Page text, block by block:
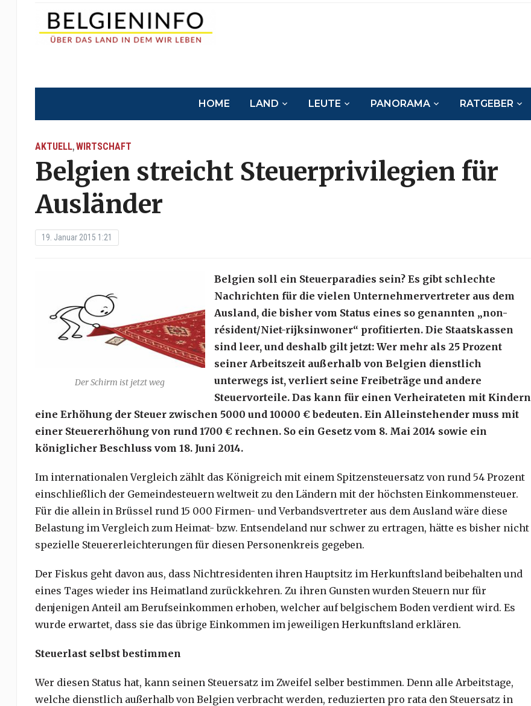
HOME LAND LEUTE PANORAMA RATGEBER
AKTUELL,WIRTSCHAFT
Belgien streicht Steuerprivilegien für
Ausländer
19. Januar 2015 1:21
Der Schirm ist jetzt weg
Belgien soll ein Steuerparadies sein? Es gibt schlechte
Nachrichten für die vielen Unternehmervertreter aus dem
Ausland, die bisher vom Status eines so genannten „non-
résident/Niet-rijksinwoner“ profitierten. Die Staatskassen
sind leer, und deshalb gilt jetzt: Wer mehr als 25 Prozent
seiner Arbeitszeit außerhalb von Belgien dienstlich
unterwegs ist, verliert seine Freibeträge und andere
Steuervorteile. Das kann für einen Verheirateten mit Kindern
eine Erhöhung der Steuer zwischen 5000 und 10000 € bedeuten. Ein Alleinstehender muss mit
einer Steuererhöhung von rund 1700 € rechnen. So ein Gesetz vom 8. Mai 2014 sowie ein
königlicher Beschluss vom 18. Juni 2014.
Im internationalen Vergleich zählt das Königreich mit einem Spitzensteuersatz von rund 54 Prozent
einschließlich der Gemeindesteuern weltweit zu den Ländern mit der höchsten Einkommensteuer.
Für die allein in Brüssel rund 15 000 Firmen- und Verbandsvertreter aus dem Ausland wäre diese
Belastung im Vergleich zum Heimat- bzw. Entsendeland nur schwer zu ertragen, hätte es bisher nicht
spezielle Steuererleichterungen für diesen Personenkreis gegeben.
Der Fiskus geht davon aus, dass Nichtresidenten ihren Hauptsitz im Herkunftsland beibehalten und
eines Tages wieder ins Heimatland zurückkehren. Zu ihren Gunsten wurden Steuern nur für
denjenigen Anteil am Berufseinkommen erhoben, welcher auf belgischem Boden verdient wird. Es
wurde erwartet, dass sie das übrige Einkommen im jeweiligen Herkunftsland erklären.
Steuerlast selbst bestimmen
Wer diesen Status hat, kann seinen Steuersatz im Zweifel selber bestimmen. Denn alle Arbeitstage,
welche dienstlich außerhalb von Belgien verbracht werden, reduzierten pro rata den Steuersatz in